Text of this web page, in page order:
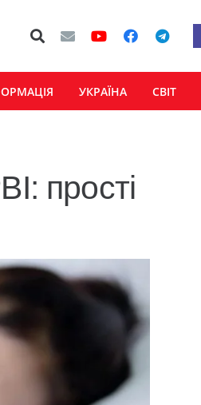
УКРАЇНА СВІТ
прості